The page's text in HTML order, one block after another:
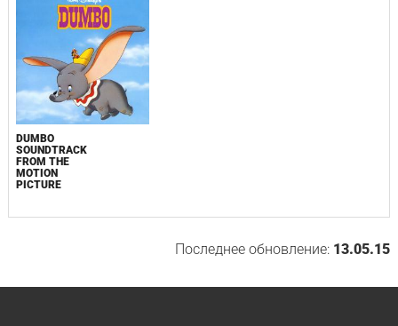
DUMBO
SOUNDTRACK
FROM THE
MOTION
PICTURE
Последнее обновление: 13.05.15